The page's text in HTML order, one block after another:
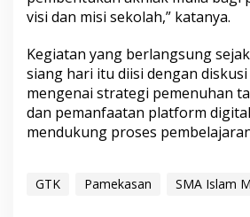
visi dan misi sekolah,” katanya.
Kegiatan yang berlangsung
siang hari itu diisi dengan
mengenai strategi pemenuhan
dan pemanfaatan platform
mendukung proses
GTK Pamekasan SMA Islam